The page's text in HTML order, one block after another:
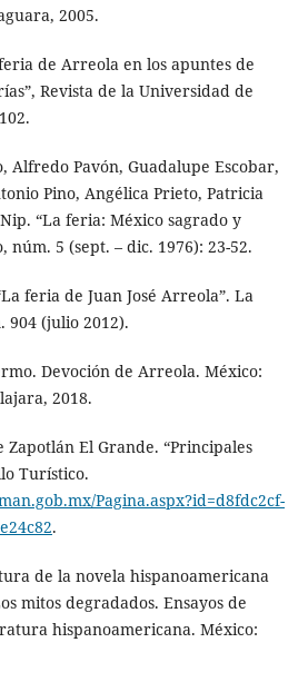
2005.
de Arreola en los apuntes de
Revista de la Universidad de
Alfredo Pavón, Guadalupe Escobar,
Pino, Angélica Prieto, Patricia
“La feria: México sagrado y
núm. 5 (sept. – dic. 1976): 23-52.
feria de Juan José Arreola”. La
904 (julio 2012).
Devoción de Arreola. México:
2018.
El Grande. “Principales
Turístico.
Pagina.aspx?id=d8fdc2cf-
.
de la novela hispanoamericana
mitos degradados. Ensayos de
hispanoamericana. México: